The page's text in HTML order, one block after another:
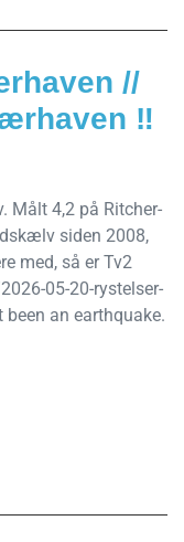
//
‼️
Målt 4,2 på Ritcher-
siden 2008,
med, så er Tv2
05-20-rystelser-
an earthquake.